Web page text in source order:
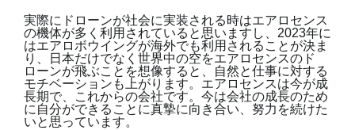
実際にドローンが社会に実装される時はエアロセンス
の機体が多く利用されていると思いますし、2023年に
はエアロボウイングが海外でも利用されることが決ま
り、日本だけでなく世界中の空をエアロセンスのド
ローンが飛ぶことを想像すると、自然と仕事に対する
モチベーションも上がります。エアロセンスは今が成
長期で、これからの会社です。今は会社の成長のため
に自分ができることに真摯に向き合い、努力を続けた
いと思っています。